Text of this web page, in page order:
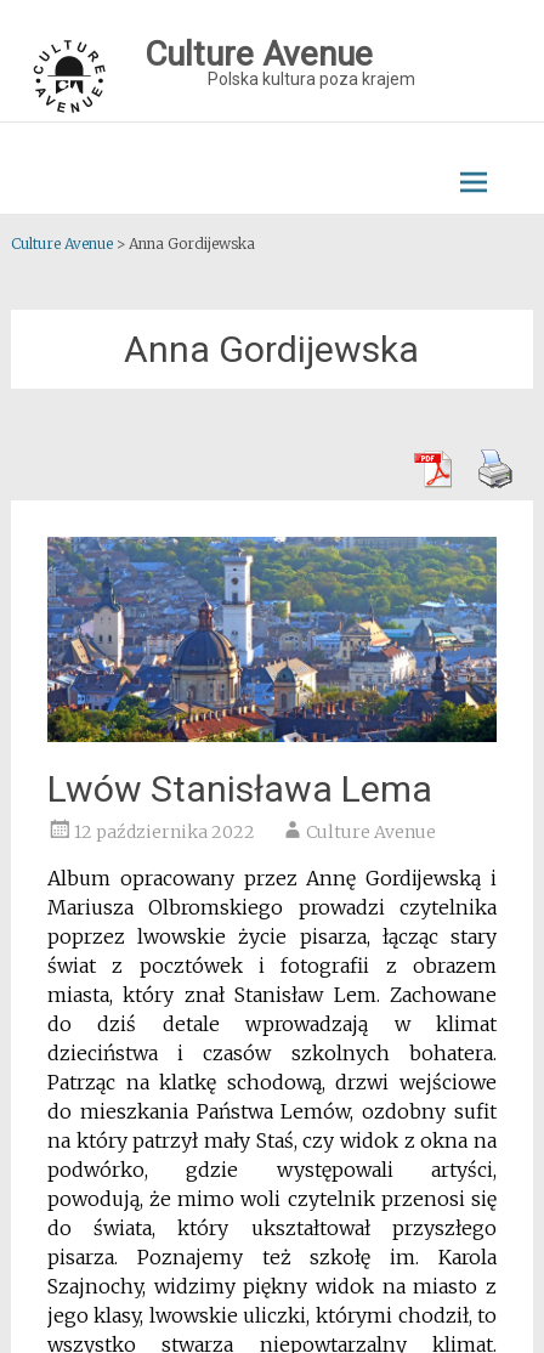
content
Culture Avenue
Polska kultura poza krajem
Culture Avenue> Anna Gordijewska
Anna Gordijewska
Lwów Stanisława Lema
12 października 2022 Culture Avenue
Album opracowany przez Annę Gordijewską i
Mariusza Olbromskiego prowadzi czytelnika
poprzez lwowskie życie pisarza, łącząc stary
świat z pocztówek i fotografii z obrazem
miasta, który znał Stanisław Lem. Zachowane
do dziś detale wprowadzają w klimat
dzieciństwa i czasów szkolnych bohatera.
Patrząc na klatkę schodową, drzwi wejściowe
do mieszkania Państwa Lemów, ozdobny sufit
na który patrzył mały Staś, czy widok z okna na
podwórko, gdzie występowali artyści,
powodują, że mimo woli czytelnik przenosi się
do świata, który ukształtował przyszłego
pisarza. Poznajemy też szkołę im. Karola
Szajnochy, widzimy piękny widok na miasto z
jego klasy, lwowskie uliczki, którymi chodził, to
wszystko stwarza niepowtarzalny klimat.